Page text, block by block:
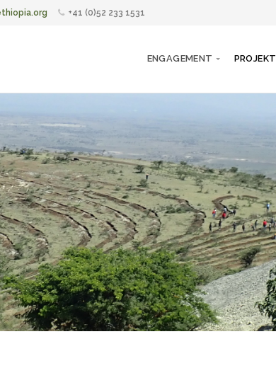
+41 (0)52 233 1531
ENGAGEMENT